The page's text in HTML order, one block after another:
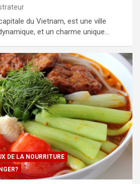
du Vietnam, est une ville
et un charme unique…
DE LA NOURRITURE